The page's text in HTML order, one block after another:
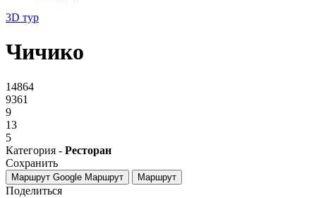
3D тур
Чичико
14864
9361
9
13
5
Категория - Ресторан
Сохранить
Маршрут Google Маршрут Маршрут
Поделиться